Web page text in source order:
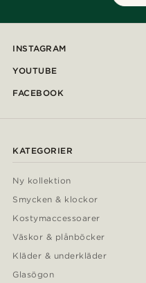
INSTAGRAM
YOUTUBE
FACEBOOK
KATEGORIER
Ny kollektion
Smycken & klockor
Kostymaccessoarer
Väskor & plånböcker
Kläder & underkläder
Glasögon